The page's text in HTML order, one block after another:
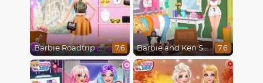
Barbie Roadtrip Adventure 7.6 Barbie and Ken Spring City Break 7.6